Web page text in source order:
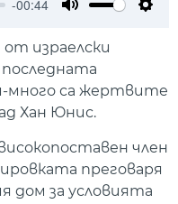
-00:44
израелски
последната
много са жертвите
Хан Юнис.
член
преговаря
дом за условията